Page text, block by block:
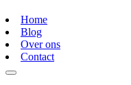
Home
Blog
Over ons
Contact